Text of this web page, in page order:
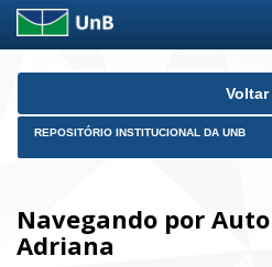
Skip
Voltar
REPOSITÓRIO INSTITUCIONAL DA UNB
Navegando por
Adriana